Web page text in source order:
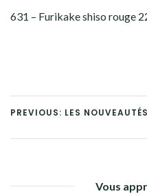
631 – Furikake shiso rouge
PREVIOUS: LES
Vous